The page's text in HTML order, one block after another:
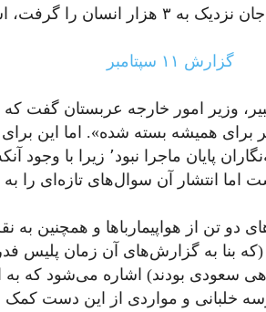
گرفت، اشاره شده است.
وزیر امور خارجه عربستان گفت که
سر ماجرای ۱۱ سپتامبر برای همیشه بسته شده». اما این
خانواده‌های قربانیان و البته
انتشار آن سوال‌های تازه‌ای را به
به ارتباط‌های دو تن از هواپیمارباها و همچنین
بنا به گزارش‌های آن زمان پلیس
سعودی بودند) اشاره می‌شود که به
خلبانی و مواردی از این دست کمک